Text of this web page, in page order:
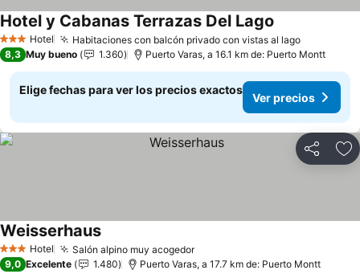
3 Estrellas
Hotel Habitaciones con balcón privado con vistas al lagoVer
Hotel y Cabanas Terrazas Del Lago
8,3 Muy bueno 1.360 Puerto Varas, a 16.1 km de: Puerto Montt
Elige fechas para ver los precios exactos
Ver precios
Compartir
3 Estrellas
Hotel Salón alpino muy acogedorVer precios
WeisserhausVer precios
9,0 Excelente 1.480 Puerto Varas, a 17.7 km de: Puerto Montt